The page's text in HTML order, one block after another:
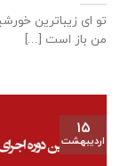
تو ای زیباترین
من باز است [...]
۱۵
اردیبهشت